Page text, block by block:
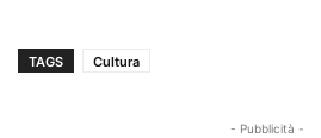
TAGS Cultura
- Pubblicità -